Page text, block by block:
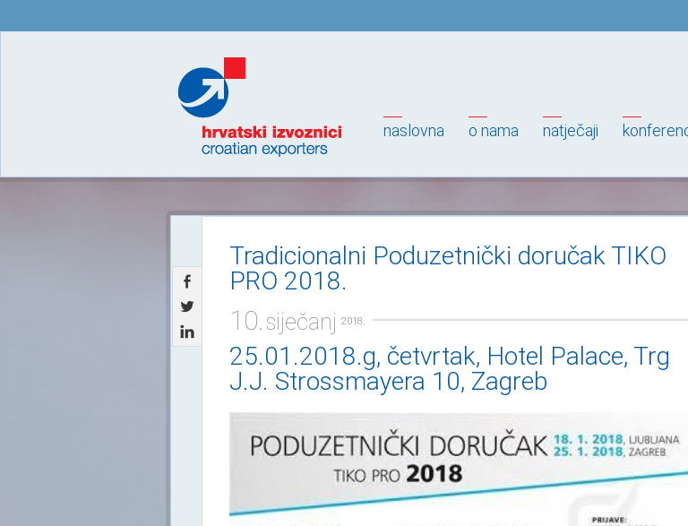
naslovna o nama natječaji
Tradicionalni Poduzetnički doručak TIKO
PRO 2018.
10.siječanj 2018.
25.01.2018.g, četvrtak, Hotel Palace, Trg
J.J. Strossmayera 10, Zagreb